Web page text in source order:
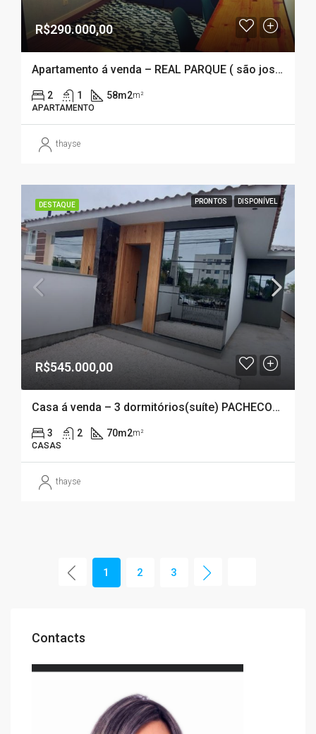
R$290.000,00
Apartamento á venda – REAL PARQUE ( são josé – sc)
2 1 58m2m²
APARTAMENTO
thayse
DESTAQUE PRONTOS DISPONÍVEL
R$545.000,00
Casa á venda – 3 dormitórios(suíte) PACHECOS – PALHOÇA – SC
3 2 70m2m²
CASAS
thayse
1 2 3
Contacts